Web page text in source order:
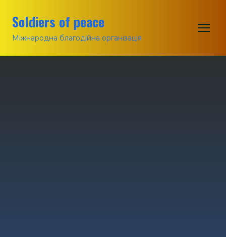
Soldiers of peace
Міжнародна благодійна організація